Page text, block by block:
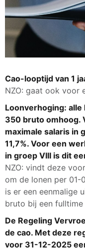
Cao-looptijd van 1
NZO: gaat ook voor
Loonverhoging:
350 bruto omhoog.
maximale salaris in
11,7%. Voor een
in groep VIII is dit
NZO: vindt deze
om de lonen per 01-
is er een eenmalige
bruto bij een
De Regeling
de cao. Met deze
voor 31-12-2025